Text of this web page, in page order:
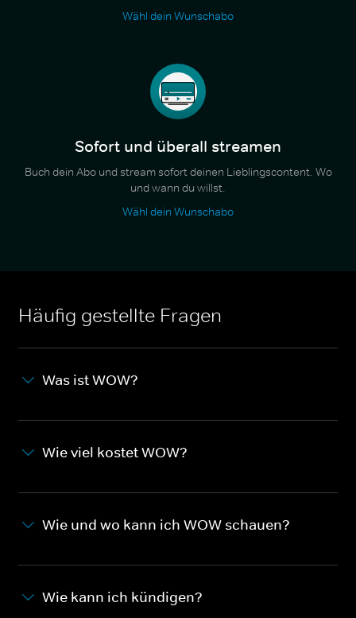
Wähl dein Wunschabo
Sofort und überall streamen
Buch dein Abo und stream sofort deinen Lieblingscontent. Wo
und wann du willst.
Wähl dein Wunschabo
Häufig gestellte Fragen
Was ist WOW?
Wie viel kostet WOW?
Wie und wo kann ich WOW schauen?
Wie kann ich kündigen?